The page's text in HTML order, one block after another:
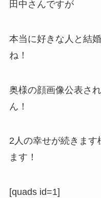
田中さんですが
本当に好きな人と結
ね！
奥様の顔画像公表さ
ん！
2人の幸せが続きま
ます！
[quads id=1]